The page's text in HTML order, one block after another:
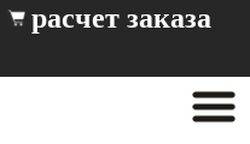
расчет заказа